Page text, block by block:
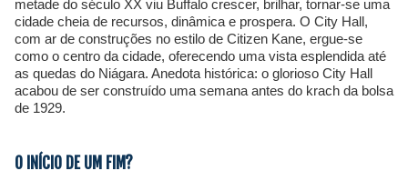
metade do século XX viu Buffalo crescer, brilhar, tornar-se uma
cidade cheia de recursos, dinâmica e prospera. O City Hall,
com ar de construções no estilo de Citizen Kane, ergue-se
como o centro da cidade, oferecendo uma vista esplendida até
as quedas do Niágara. Anedota histórica: o glorioso City Hall
acabou de ser construído uma semana antes do krach da bolsa
de 1929.
O INÍCIO DE UM FIM?